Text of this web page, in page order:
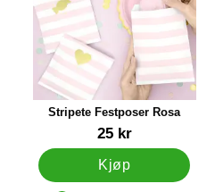
Stripete Festposer Rosa
Varenummer 25930
25 kr
Kjøp